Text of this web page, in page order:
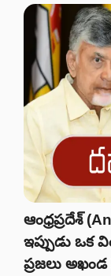
ఆంధ్రప్రదేశ్
ఇప్పుడు ఒక
ప్రజలు